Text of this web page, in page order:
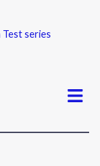
Test series
Menu